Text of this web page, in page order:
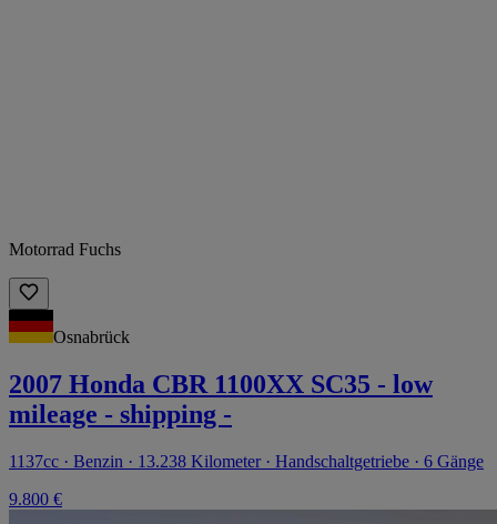
Motorrad Fuchs
Osnabrück
2007 Honda CBR 1100XX SC35 - low
mileage - shipping -
1137cc · Benzin · 13.238 Kilometer · Handschaltgetriebe · 6 Gänge
9.800 €